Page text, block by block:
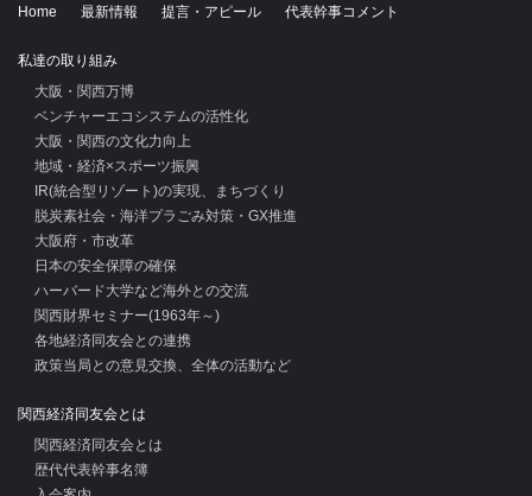
Home 最新情報 提言・アピール 代表幹事コメント
私達の取り組み
大阪・関西万博
ベンチャーエコシステムの活性化
大阪・関西の文化力向上
地域・経済×スポーツ振興
IR(統合型リゾート)の実現、まちづくり
脱炭素社会・海洋プラごみ対策・GX推進
大阪府・市改革
日本の安全保障の確保
ハーバード大学など海外との交流
関西財界セミナー(1963年～)
各地経済同友会との連携
政策当局との意見交換、全体の活動など
関西経済同友会とは
関西経済同友会とは
歴代代表幹事名簿